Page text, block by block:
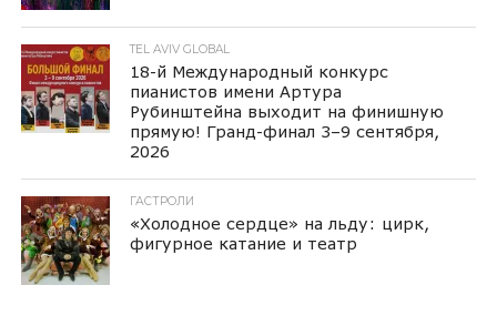
TEL AVIV GLOBAL
18-й Международный конкурс
пианистов имени Артура
Рубинштейна выходит на финишную
прямую! Гранд-финал 3–9 сентября,
2026
ГАСТРОЛИ
«Холодное сердце» на льду: цирк,
фигурное катание и театр